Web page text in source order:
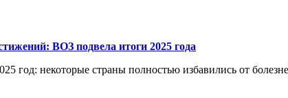
ВОЗ подвела итоги 2025 года
год: некоторые страны полностью избавились от